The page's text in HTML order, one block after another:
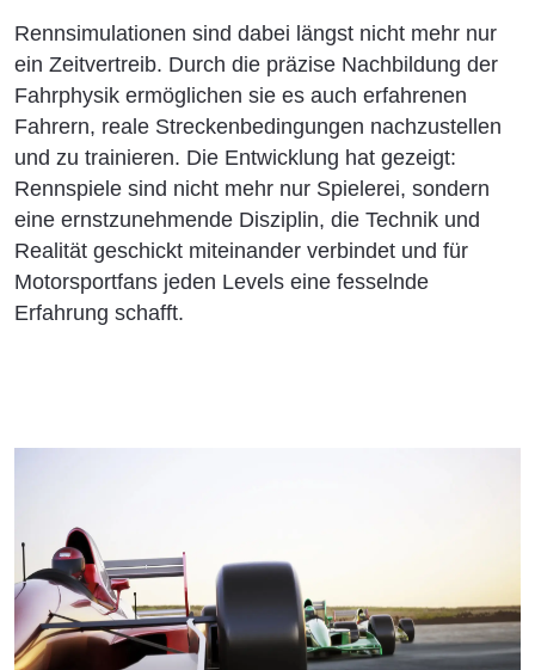
Rennsimulationen sind dabei längst nicht mehr nur
ein Zeitvertreib. Durch die präzise Nachbildung der
Fahrphysik ermöglichen sie es auch erfahrenen
Fahrern, reale Streckenbedingungen nachzustellen
und zu trainieren. Die Entwicklung hat gezeigt:
Rennspiele sind nicht mehr nur Spielerei, sondern
eine ernstzunehmende Disziplin, die Technik und
Realität geschickt miteinander verbindet und für
Motorsportfans jeden Levels eine fesselnde
Erfahrung schafft.